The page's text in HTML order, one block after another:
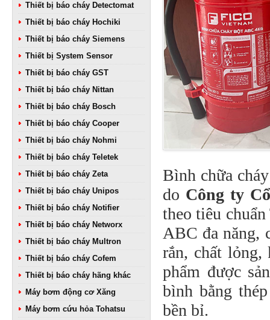
Thiết bị báo cháy Detectomat
Thiết bị báo cháy Hochiki
Thiết bị báo cháy Siemens
Thiết bị System Sensor
Thiết bị báo cháy GST
Thiết bị báo cháy Nittan
Thiết bị báo cháy Bosch
Thiết bị báo cháy Cooper
Thiết bị báo cháy Nohmi
Thiết bị báo cháy Teletek
Thiết bị báo cháy Zeta
Thiết bị báo cháy Unipos
Thiết bị báo cháy Notifier
Thiết bị báo cháy Networx
Thiết bị báo cháy Multron
Thiết bị báo cháy Cofem
Thiết bị báo cháy hãng khác
Máy bơm động cơ Xăng
Máy bơm cứu hỏa Tohatsu
Bình chữa
do Công ty
theo tiêu chuẩn
ABC đa năng,
rắn, chất lỏng,
phẩm được
bình bằng
bền bỉ.